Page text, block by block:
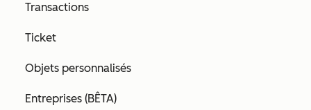
Transactions
Ticket
Objets personnalisés
Entreprises (BÊTA)